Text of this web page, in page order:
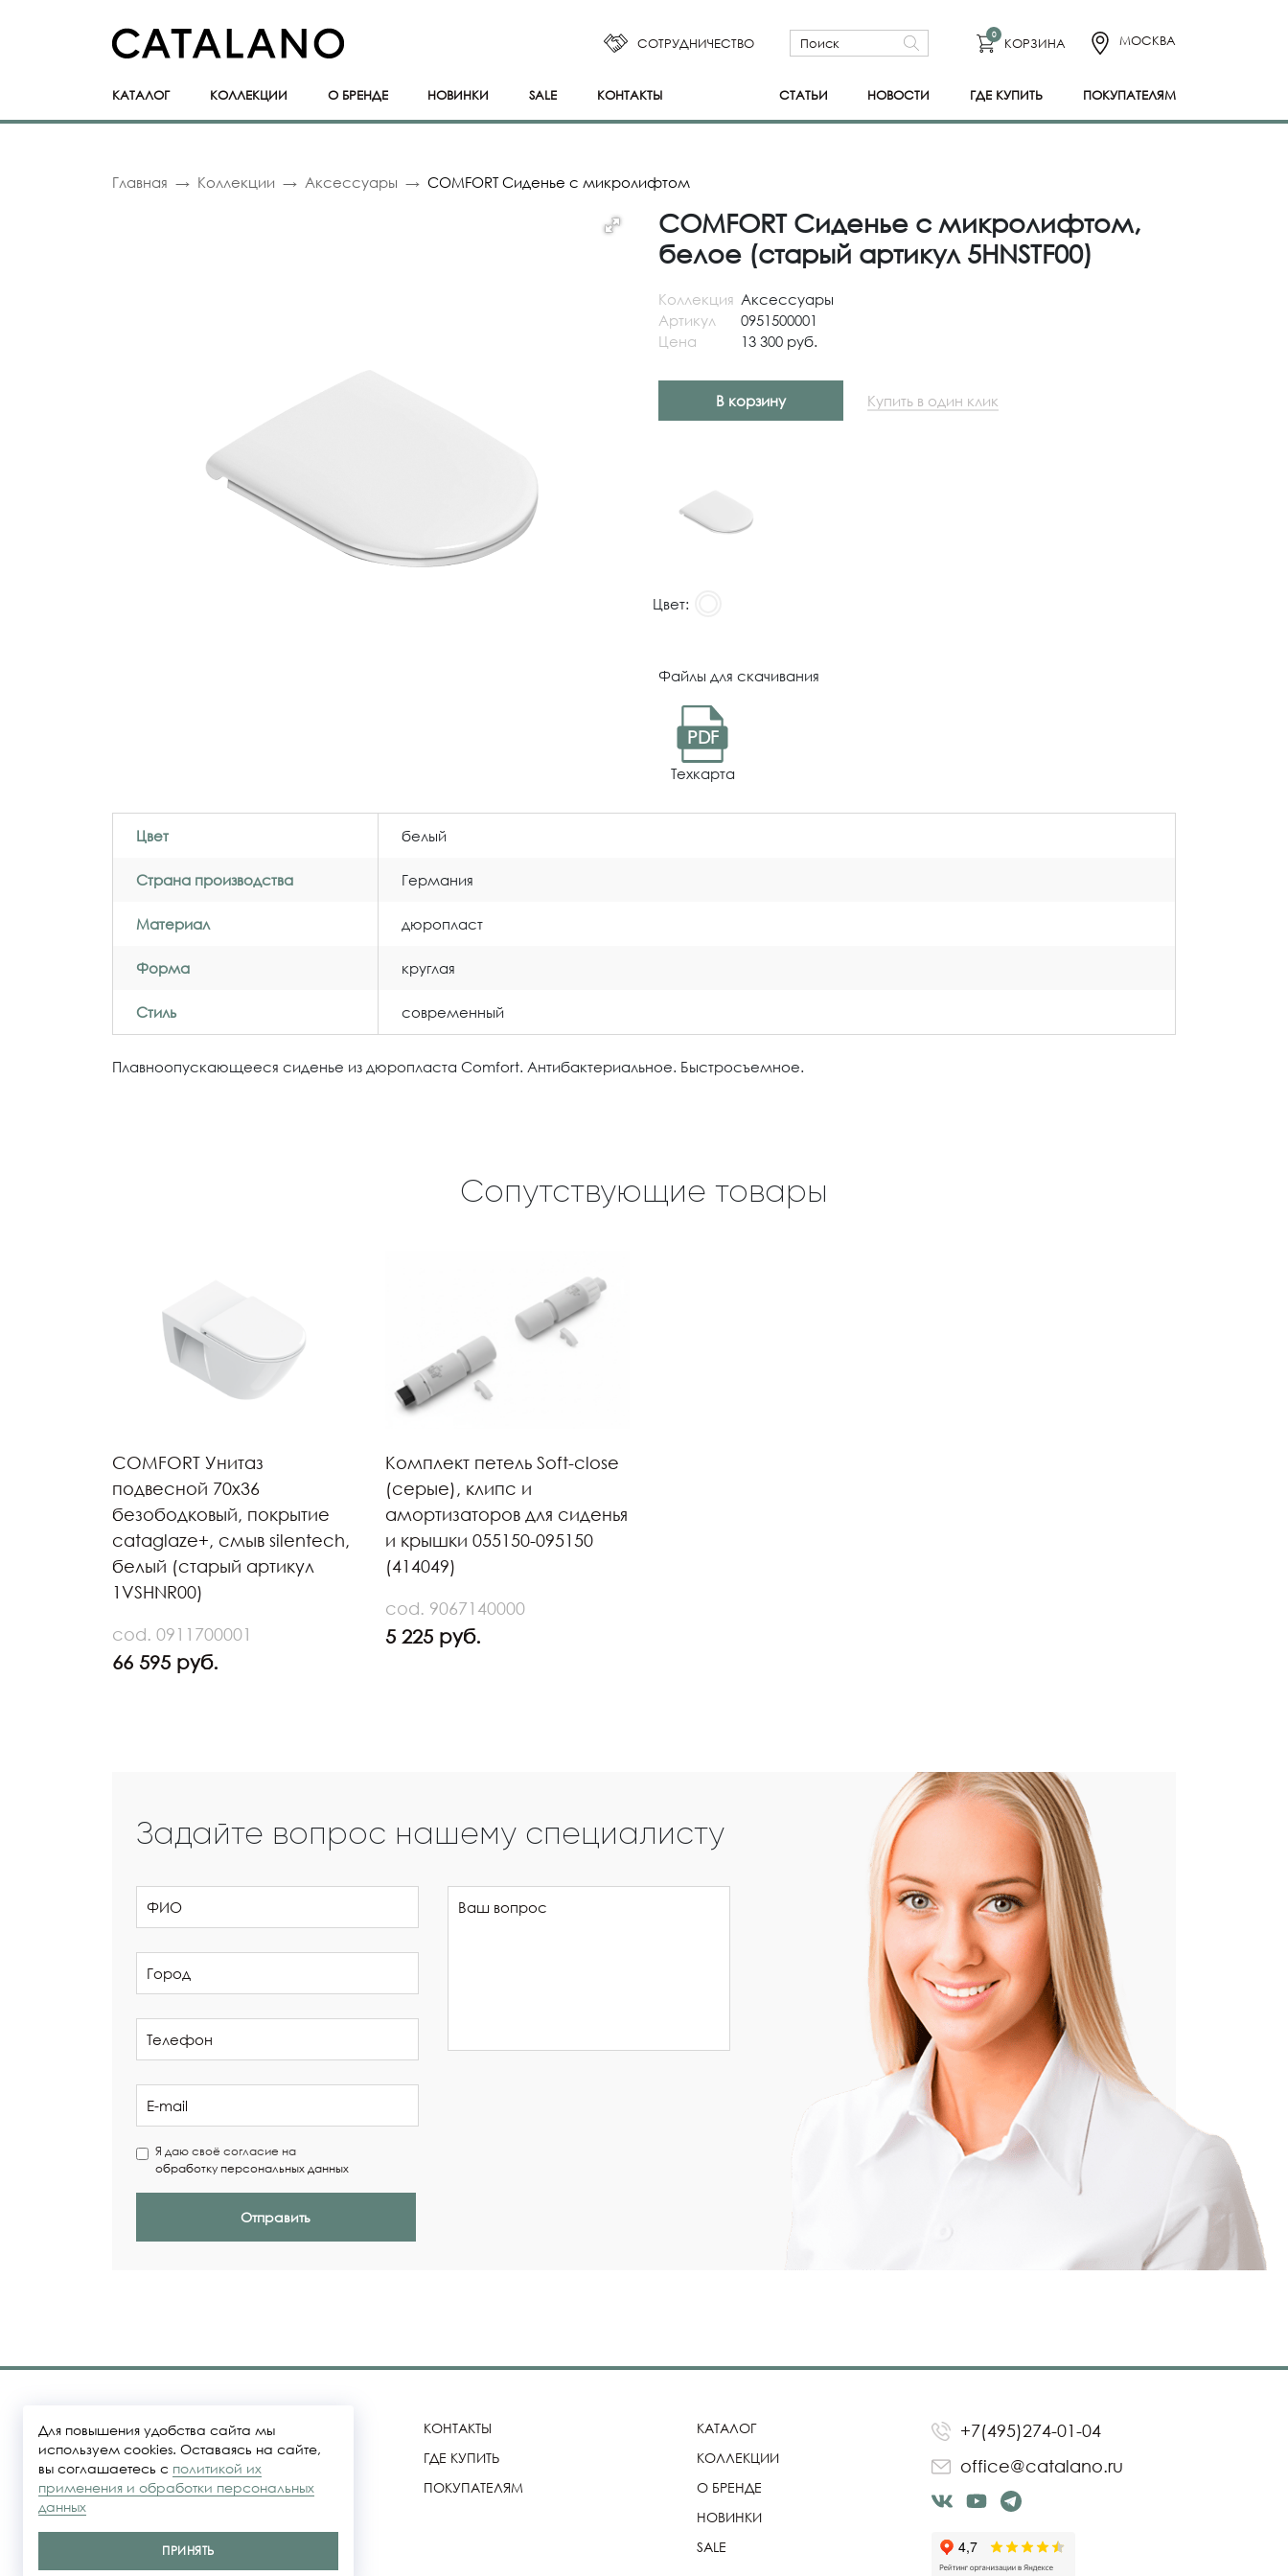
СОТРУДНИЧЕСТВО
0
КОРЗИНА МОСКВА
КАТАЛОГ КОЛЛЕКЦИИ О БРЕНДЕ НОВИНКИ SALE КОНТАКТЫ СТАТЬИ НОВОСТИ ГДЕ КУПИТЬ ПОКУПАТЕЛЯМ
Главная Коллекции Аксессуары COMFORT Сиденье с микролифтом
COMFORT Сиденье с микролифтом,
белое (старый артикул 5HNSTF00)
Коллекция Аксессуары
Артикул
0951500001
Цена
13 300 руб.
В корзину Купить в один клик
Цвет:
Файлы для скачивания
PDF
Техкарта
Цвет белый
Страна производства Германия
Материал дюропласт
Форма круглая
Стиль современный
Плавноопускающееся сиденье из дюропласта Comfort. Антибактериальное. Быстросъемное.
Сопутствующие товары
COMFORT Унитаз
подвесной 70х36
безободковый, покрытие
cataglaze+, смыв silentech,
белый (старый артикул
1VSHNR00)
cod. 0911700001
66 595 руб.
Комплект петель Soft-close
(серые), клипс и
амортизаторов для сиденья
и крышки 055150-095150
(414049)
cod. 9067140000
5 225 руб.
Задайте вопрос нашему специалисту
Я даю своё согласие на
обработку персональных данных
Отправить
Политика конфидециальности
являются публичной офертой
КОНТАКТЫ
ГДЕ КУПИТЬ
ПОКУПАТЕЛЯМ
КАТАЛОГ
КОЛЛЕКЦИИ
О БРЕНДЕ
НОВИНКИ
SALE
+7(495)274-01-04
office@catalano.ru
Для повышения удобства сайта мы
используем cookies. Оставаясь на сайте,
вы соглашаетесь с политикой их
применения и обработки персональных
данных
ПРИНЯТЬ